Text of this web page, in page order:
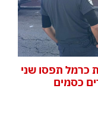
כרמל תפסו שני
כסמים